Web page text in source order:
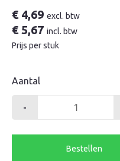
€4,69 excl. btw
€5,67 incl. btw
Prijs per stuk
Aantal
-
Bestellen